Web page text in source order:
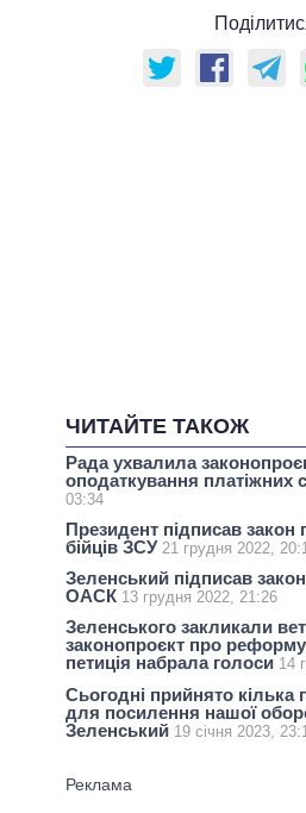
ЧИТАЙТЕ ТАКОЖ
Рада ухвалила
оподаткування платіжних
03:34
Президент підписав закон
бійців ЗСУ 21 грудня 2022,
Зеленський підписав
ОАСК 13 грудня 2022, 21:26
Зеленського закликали
законопроєкт про
петиція набрала голоси 14
Сьогодні прийнято кілька
для посилення нашої
Зеленський 19 січня 2023,